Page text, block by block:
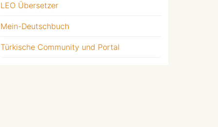
LEO Übersetzer
Mein-Deutschbuch
Türkische Community und Portal